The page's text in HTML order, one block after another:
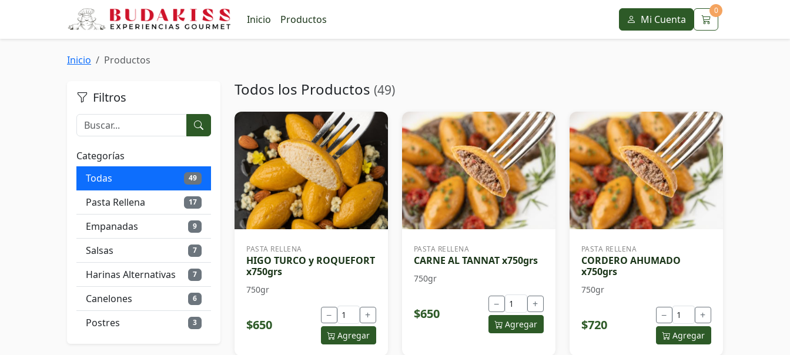
0
Inicio Productos Mi Cuenta
Inicio Productos
Filtros
Categorías
Todas
49
Pasta Rellena 17
Empanadas 9
Salsas 7
Harinas Alternativas 7
Canelones 6
Postres 3
Todos los Productos (49)
PASTA RELLENA
HIGO TURCO y ROQUEFORT
x750grs
750gr
$650
− +
Agregar
PASTA RELLENA
CARNE AL TANNAT x750grs
750gr
$650
− +
Agregar
PASTA RELLENA
CORDERO AHUMADO
x750grs
750gr
$720
− +
Agregar